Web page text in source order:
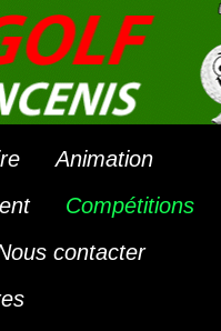
Animation
Compétitions
contacter